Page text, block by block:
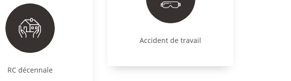
RC décennale
Accident de travail